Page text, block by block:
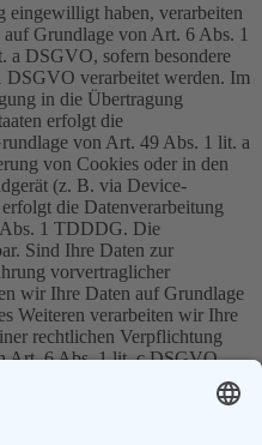
eingewilligt haben, verarbeiten
Grundlage von Art. 6 Abs. 1
DSGVO, sofern besondere
DSGVO verarbeitet werden. Im
in die Übertragung
erfolgt die
von Art. 49 Abs. 1 lit. a
von Cookies oder in den
(z. B. via Device-
die Datenverarbeitung
Abs. 1 TDDDG. Die
Sind Ihre Daten zur
vorvertraglicher
wir Ihre Daten auf Grundlage
Weiteren verarbeiten wir Ihre
rechtlichen Verpflichtung
Art. 6 Abs. 1 lit. c DSGVO.
Grundlage unseres
Abs. 1 lit. f DSGVO erfolgen.
Rechtsgrundlagen wird